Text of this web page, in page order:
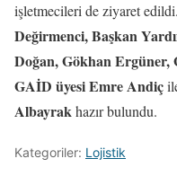
işletmecileri de ziyaret
Değirmenci, Başkan
Doğan, Gökhan Ergüner,
GAİD üyesi Emre Andiç
Albayrakhazır bulundu.
Kategoriler: Lojistik